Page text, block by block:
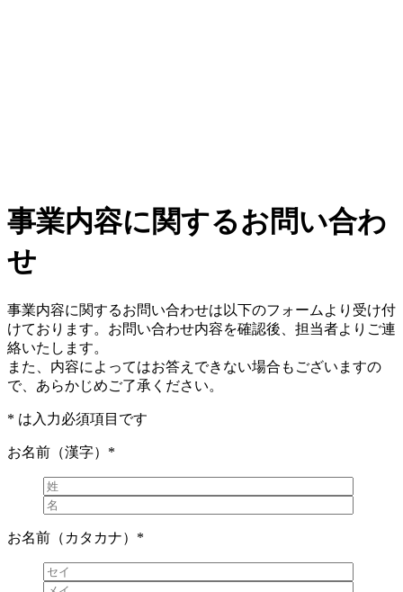
事業内容に関するお問い合わ
せ
事業内容に関するお問い合わせは以下のフォームより受け付
けております。お問い合わせ内容を確認後、担当者よりご連
絡いたします。
また、内容によってはお答えできない場合もございますの
で、あらかじめご了承ください。
* は入力必須項目です
お名前（漢字） *
お名前（カタカナ） *